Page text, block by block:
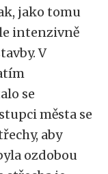
jako tomu
intenzivně
V
se
města se
aby
ozdobou